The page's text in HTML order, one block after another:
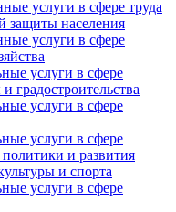
услуги в сфере труда
защиты населения
услуги в сфере
услуги в сфере
градостроительства
услуги в сфере
услуги в сфере
и развития
и спорта
услуги в сфере